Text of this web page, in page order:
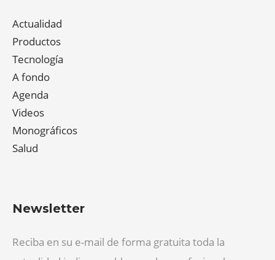
Actualidad
Productos
Tecnología
A fondo
Agenda
Videos
Monográficos
Salud
Newsletter
Reciba en su e-mail de forma gratuita toda la